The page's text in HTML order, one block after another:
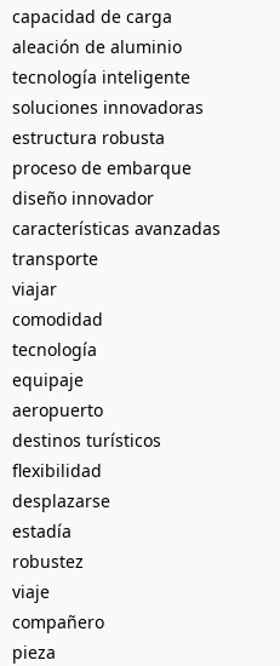
capacidad de carga
aleación de aluminio
tecnología inteligente
soluciones innovadoras
estructura robusta
proceso de embarque
diseño innovador
características avanzadas
transporte
viajar
comodidad
tecnología
equipaje
aeropuerto
destinos turísticos
flexibilidad
desplazarse
estadía
robustez
viaje
compañero
pieza